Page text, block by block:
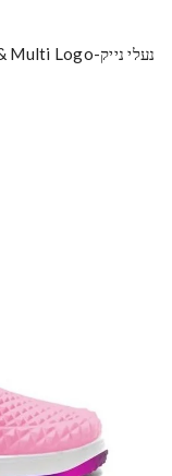
נעלי נייק-NIKE AIR LF1 DUCKBOOT – Amaranth & Multi Logo